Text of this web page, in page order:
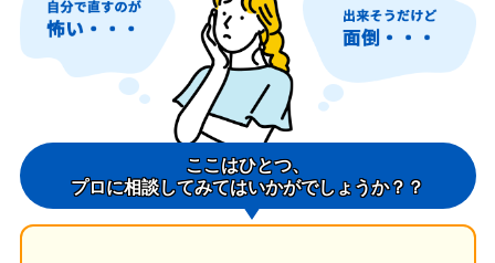
ここはひとつ、
プロに相談してみてはいかがでしょうか？？